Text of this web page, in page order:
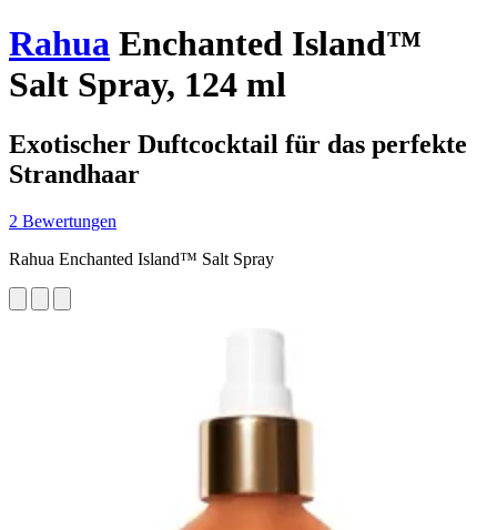
Rahua Enchanted Island™
Salt Spray, 124 ml
Exotischer Duftcocktail für das perfekte
Strandhaar
2 Bewertungen
Rahua Enchanted Island™ Salt Spray